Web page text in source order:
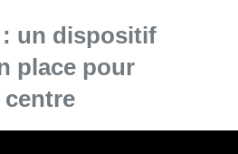
: un dispositif
place pour
centre